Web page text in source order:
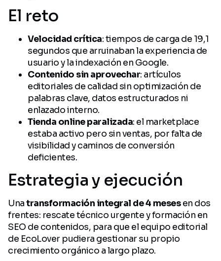
El reto
Velocidad crítica: tiempos de carga de 19,1
segundos que arruinaban la experiencia de
usuario y la indexación en Google.
Contenido sin aprovechar: artículos
editoriales de calidad sin optimización de
palabras clave, datos estructurados ni
enlazado interno.
Tienda online paralizada: el marketplace
estaba activo pero sin ventas, por falta de
visibilidad y caminos de conversión
deficientes.
Estrategia y ejecución
Unatransformación integral de 4 mesesen dos
frentes: rescate técnico urgente y formación en
SEO de contenidos, para que el equipo editorial
de EcoLover pudiera gestionar su propio
crecimiento orgánico a largo plazo.